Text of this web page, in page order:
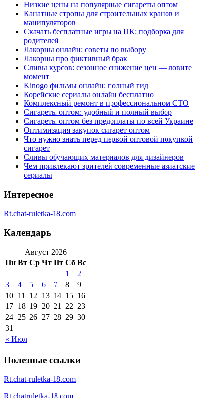
Низкие цены на популярные сигареты оптом
Канатные стропы для строительных кранов и
манипуляторов
Скачать бесплатные игры на ПК: подборка для
родителей
Лакорны онлайн: советы по выбору
Лакорны про фиктивный брак
Сливы курсов: сезонное снижение цен — ловите
момент
Kinogo фильмы онлайн: полный гид
Корейские сериалы онлайн бесплатно
Комплексный ремонт в профессиональном СТО
Сигареты оптом: удобный и полный выбор
Сигареты оптом без предоплаты по всей Украине
Оптимизация закупок сигарет оптом
Что нужно знать перед первой оптовой покупкой
сигарет
Сливы обучающих материалов для дизайнеров
Чем привлекают зрителей современные азиатские
сериалы
Интересное
Rt.chat-ruletka-18.com
Календарь
Август 2026
Пн Вт Ср Чт Пт Сб Вс
« Июл
1
2
3
4 5 6 7 8
9
10 11 12 13 14 15 16
17 18 19 20 21 22 23
24 25 26 27 28 29 30
31
Полезные ссылки
Rt.chat-ruletka-18.com
Rt.chatruletka-18.com